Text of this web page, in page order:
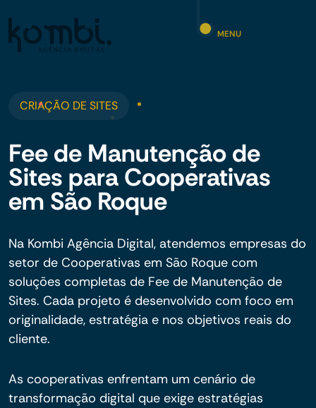
MENU
CRIAÇÃO DE SITES
Fee de Manutenção de
Sites para Cooperativas
em São Roque
Na Kombi Agência Digital, atendemos empresas do
setor de Cooperativas em São Roque com
soluções completas de Fee de Manutenção de
Sites. Cada projeto é desenvolvido com foco em
originalidade, estratégia e nos objetivos reais do
cliente.
As cooperativas enfrentam um cenário de
transformação digital que exige estratégias